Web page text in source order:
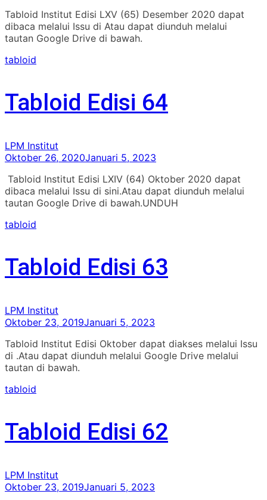
Tabloid Institut Edisi LXV (65) Desember 2020 dapat
dibaca melalui Issu di Atau dapat diunduh melalui
tautan Google Drive di bawah.
tabloid
Tabloid Edisi 64
LPM Institut
Oktober 26, 2020Januari 5, 2023
Tabloid Institut Edisi LXIV (64) Oktober 2020 dapat
dibaca melalui Issu di sini.Atau dapat diunduh melalui
tautan Google Drive di bawah.UNDUH
tabloid
Tabloid Edisi 63
LPM Institut
Oktober 23, 2019Januari 5, 2023
Tabloid Institut Edisi Oktober dapat diakses melalui Issu
di .Atau dapat diunduh melalui Google Drive melalui
tautan di bawah.
tabloid
Tabloid Edisi 62
LPM Institut
Oktober 23, 2019Januari 5, 2023